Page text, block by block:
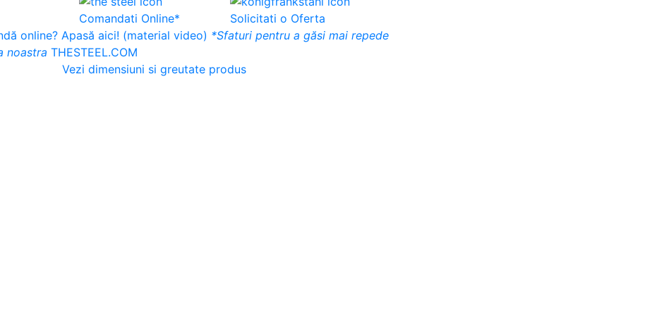
Comandati Online*
Solicitati o Oferta
online? Apasă aici! (material video) *Sfaturi pentru a găsi mai repede
noastra THESTEEL.COM
Vezi dimensiuni si greutate produs